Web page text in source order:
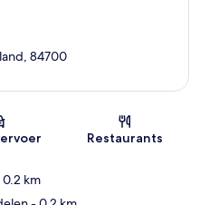
84700
Restaurants
km